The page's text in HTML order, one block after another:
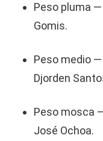
Peso pluma
Gomis.
Peso medio
Djorden
Peso mosca
José Ochoa.